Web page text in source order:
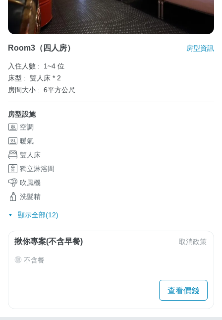
Room3（四人房） 房型資訊
入住人數 :
1~4 位
床型 : 雙人床 * 2
房間大小 : 6平方公尺
房型設施
空調
暖氣
雙人床
獨立淋浴間
吹風機
洗髮精
顯示全部(12)
揪你專案(不含早餐) 取消政策
不含餐
查看價錢